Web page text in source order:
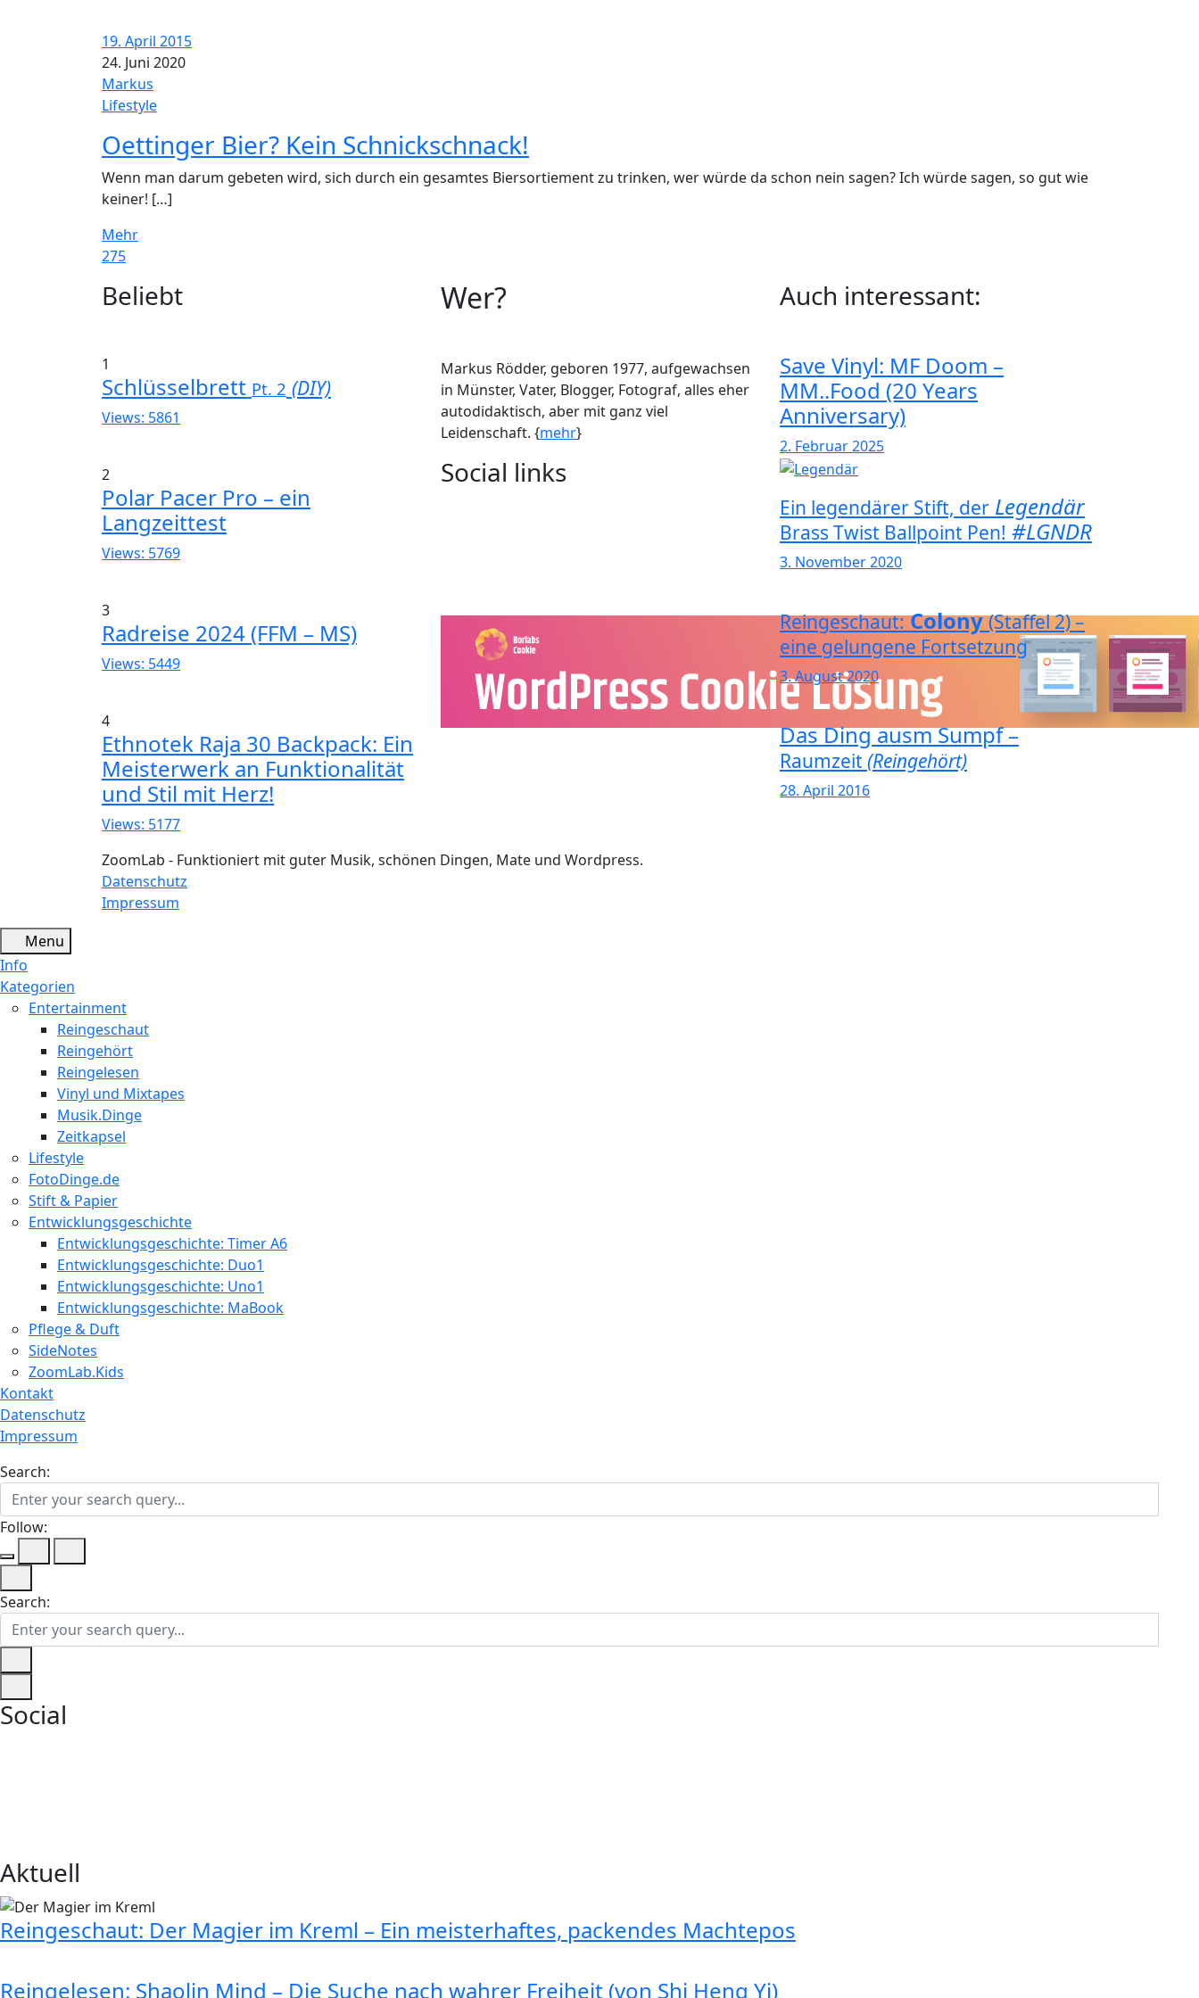
19. April 2015
24. Juni 2020
Markus
Lifestyle
Oettinger Bier? Kein Schnickschnack!
Wenn man darum gebeten wird, sich durch ein gesamtes Biersortiement zu trinken, wer würde da schon nein sagen? Ich würde sagen, so gut wie
keiner! […]
Mehr
275
WidgetsBeliebt
1
Schlüsselbrett Pt. 2 (DIY)
Views: 5861
2
Polar Pacer Pro – ein
Langzeittest
Views: 5769
3
Radreise 2024 (FFM – MS)
Views: 5449
4
Ethnotek Raja 30 Backpack: Ein
Meisterwerk an Funktionalität
und Stil mit Herz!
Views: 5177
Wer?
Markus Rödder, geboren 1977, aufgewachsen
in Münster, Vater, Blogger, Fotograf, alles eher
autodidaktisch, aber mit ganz viel
Leidenschaft. {mehr}
Social links
Auch interessant:
Save Vinyl: MF Doom –
MM..Food (20 Years
Anniversary)
2. Februar 2025
Ein legendärer Stift, der Legendär
Brass Twist Ballpoint Pen! #LGNDR
3. November 2020
Reingeschaut: Colony (Staffel 2) –
eine gelungene Fortsetzung
3. August 2020
Das Ding ausm Sumpf –
Raumzeit(Reingehört)
28. April 2016
ZoomLab - Funktioniert mit guter Musik, schönen Dingen, Mate und Wordpress.
Datenschutz
Impressum
Menu
Info
Kategorien
Entertainment
Reingeschaut
Reingehört
Reingelesen
Vinyl und Mixtapes
Musik.Dinge
Zeitkapsel
Lifestyle
FotoDinge.de
Stift & Papier
Entwicklungsgeschichte
Entwicklungsgeschichte: Timer A6
Entwicklungsgeschichte: Duo1
Entwicklungsgeschichte: Uno1
Entwicklungsgeschichte: MaBook
Pflege & Duft
SideNotes
ZoomLab.Kids
Kontakt
Datenschutz
Impressum
Search:
Follow:
Search:
Social
Aktuell
Reingeschaut: Der Magier im Kreml – Ein meisterhaftes, packendes Machtepos
Reingelesen: Shaolin Mind – Die Suche nach wahrer Freiheit (von Shi Heng Yi)